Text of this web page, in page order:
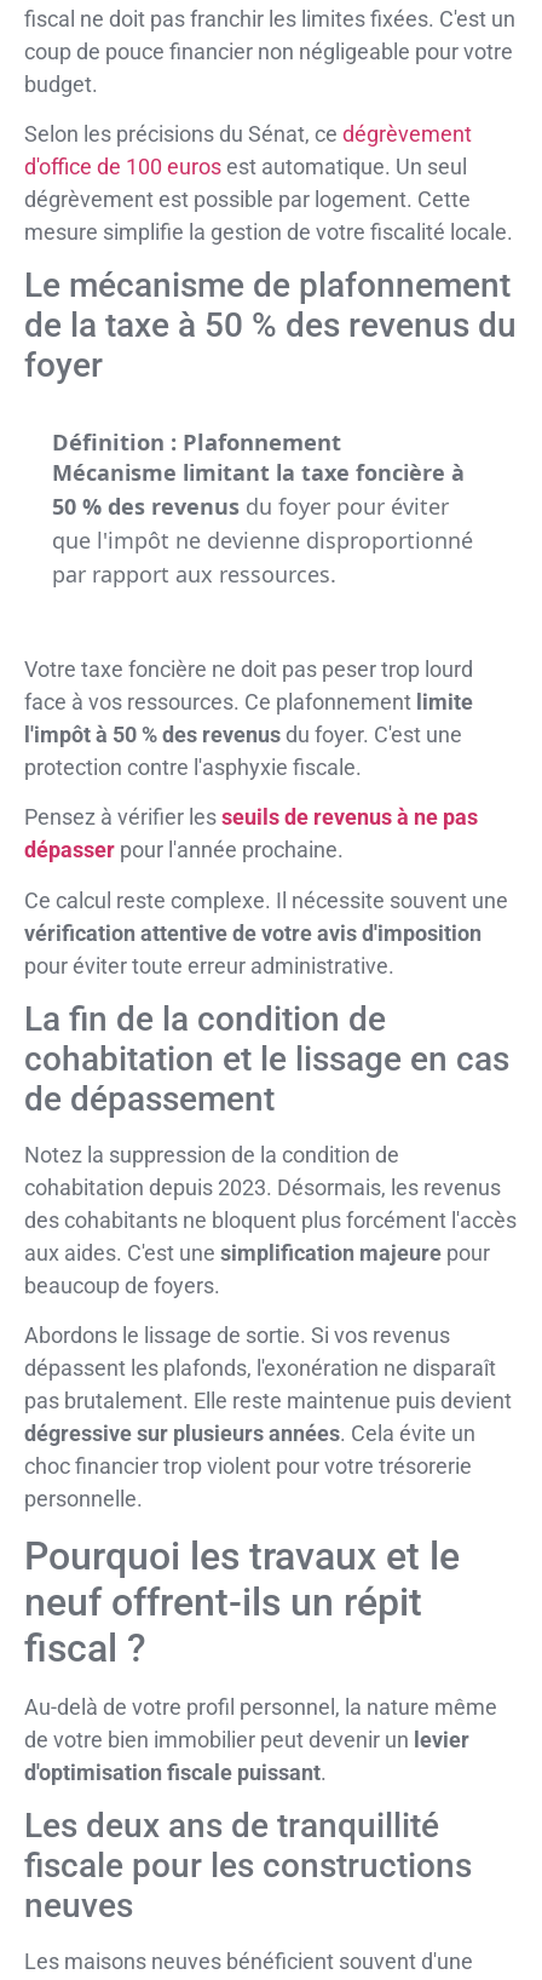
fiscal ne doit pas franchir les limites fixées. C'est un
coup de pouce financier non négligeable pour votre
budget.
Selon les précisions du Sénat, ce dégrèvement
d'office de 100 eurosest automatique. Un seul
dégrèvement est possible par logement. Cette
mesure simplifie la gestion de votre fiscalité locale.
Le mécanisme de plafonnement
de la taxe à 50 % des revenus du
foyer
Définition : Plafonnement
Mécanisme limitant la taxe foncière à
50 % des revenusdu foyer pour éviter
que l'impôt ne devienne disproportionné
par rapport aux ressources.
Votre taxe foncière ne doit pas peser trop lourd
face à vos ressources. Ce plafonnement limite
l'impôt à 50 % des revenus du foyer. C'est une
protection contre l'asphyxie fiscale.
Pensez à vérifier lesseuils de revenus à ne pas
dépasser pour l'année prochaine.
Ce calcul reste complexe. Il nécessite souvent une
vérification attentive de votre avis d'imposition
pour éviter toute erreur administrative.
La fin de la condition de
cohabitation et le lissage en cas
de dépassement
Notez la suppression de la condition de
cohabitation depuis 2023. Désormais, les revenus
des cohabitants ne bloquent plus forcément l'accès
aux aides. C'est une simplification majeure pour
beaucoup de foyers.
Abordons le lissage de sortie. Si vos revenus
dépassent les plafonds, l'exonération ne disparaît
pas brutalement. Elle reste maintenue puis devient
dégressive sur plusieurs années. Cela évite un
choc financier trop violent pour votre trésorerie
personnelle.
Pourquoi les travaux et le
neuf offrent-ils un répit
fiscal ?
Au-delà de votre profil personnel, la nature même
de votre bien immobilier peut devenir un levier
d'optimisation fiscale puissant.
Les deux ans de tranquillité
fiscale pour les constructions
neuves
Les maisons neuves bénéficient souvent d'une